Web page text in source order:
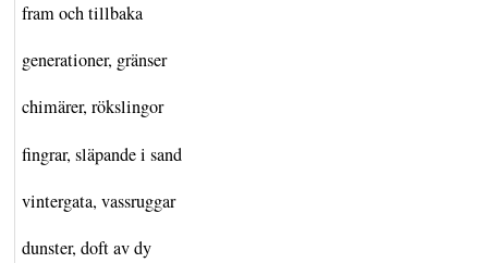
fram och tillbaka
generationer, gränser
chimärer, rökslingor
fingrar, släpande i sand
vintergata, vassruggar
dunster, doft av dy